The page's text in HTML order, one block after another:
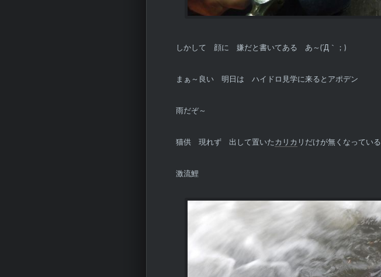
しかして 顔に 嫌だと書いてある あ～(´Д｀；)
まぁ～良い 明日は ハイドロ見学に来るとアポデン
雨だぞ～
猫供 現れず 出して置いた カリカ リだけが無くなっている
激流鯉